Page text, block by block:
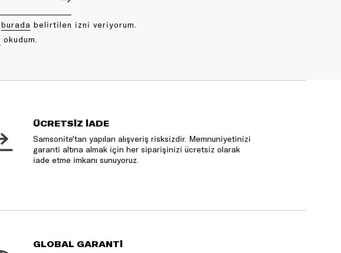
bu rada belirtilen izni veriyorum.
okudum.
ÜCRETSİZ İADE
Samsonite'tan yapılan alışveriş risksizdir. Memnuniyetinizi
garanti altına almak için her siparişinizi ücretsiz olarak
iade etme imkanı sunuyoruz.
GLOBAL GARANTİ